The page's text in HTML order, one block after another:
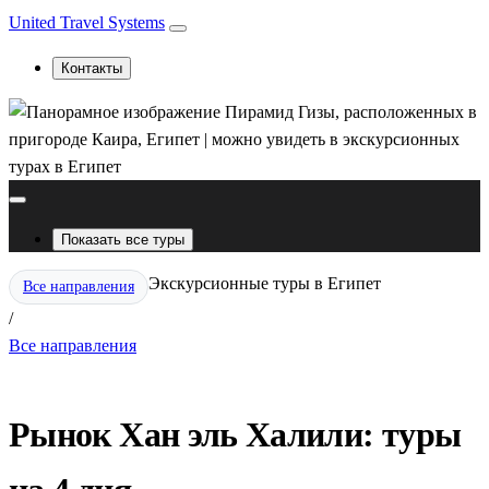
United Travel Systems
Контакты
Показать все туры
Все направления
/
Экскурсионные туры в Египет
Все направления
Рынок Хан эль Халили: туры